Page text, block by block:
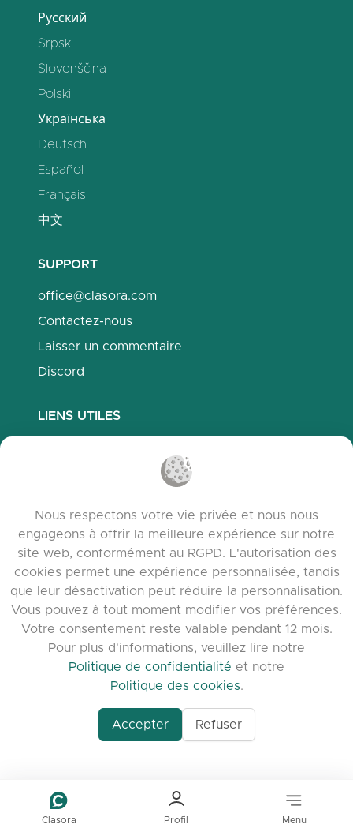
Clasora Profil Menu
Русский
Srpski
Slovenščina
Polski
Українська
Deutsch
Español
Français
中文
SUPPORT
office@clasora.com
Contactez-nous
Laisser un commentaire
Discord
LIENS UTILES
Politique de confidentialité
Conditions d’utilisation
Notes de version
Agent-7/Maximizing-
of-education-
© 2026 clasora.com platform | Tous droits
réservés | Developed byC9 Group
Nous respectons votre vie privée et nous nous
engageons à offrir la meilleure expérience sur notre
site web, conformément au RGPD. L'autorisation des
cookies permet une expérience personnalisée, tandis
que leur désactivation peut réduire la personnalisation.
Vous pouvez à tout moment modifier vos préférences.
Votre consentement reste valable pendant 12 mois.
Pour plus d'informations, veuillez lire notre
Politique de confidentialité et notre
Politique des cookies.
Accepter Refuser